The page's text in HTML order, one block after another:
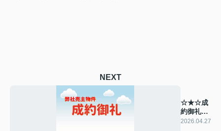
NEXT
☆★☆成
約御礼
☆★☆
2026.04.27